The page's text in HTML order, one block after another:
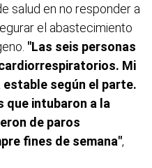
salud en no responder a
el abastecimiento
"Las seis personas
Mi
estable según el parte.
que intubaron a la
de paros
fines de semana",